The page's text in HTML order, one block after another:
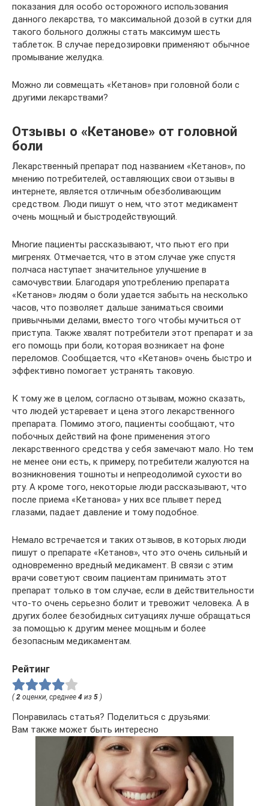
показания для особо осторожного использования
данного лекарства, то максимальной дозой в сутки для
такого больного должны стать максимум шесть
таблеток. В случае передозировки применяют обычное
промывание желудка.
Можно ли совмещать «Кетанов» при головной боли с
другими лекарствами?
Отзывы о «Кетанове» от головной
боли
Лекарственный препарат под названием «Кетанов», по
мнению потребителей, оставляющих свои отзывы в
интернете, является отличным обезболивающим
средством. Люди пишут о нем, что этот медикамент
очень мощный и быстродействующий.
Многие пациенты рассказывают, что пьют его при
мигренях. Отмечается, что в этом случае уже спустя
полчаса наступает значительное улучшение в
самочувствии. Благодаря употреблению препарата
«Кетанов» людям о боли удается забыть на несколько
часов, что позволяет дальше заниматься своими
привычными делами, вместо того чтобы мучиться от
приступа. Также хвалят потребители этот препарат и за
его помощь при боли, которая возникает на фоне
переломов. Сообщается, что «Кетанов» очень быстро и
эффективно помогает устранять таковую.
К тому же в целом, согласно отзывам, можно сказать,
что людей устаревает и цена этого лекарственного
препарата. Помимо этого, пациенты сообщают, что
побочных действий на фоне применения этого
лекарственного средства у себя замечают мало. Но тем
не менее они есть, к примеру, потребители жалуются на
возникновения тошноты и непреодолимой сухости во
рту. А кроме того, некоторые люди рассказывают, что
после приема «Кетанова» у них все плывет перед
глазами, падает давление и тому подобное.
Немало встречается и таких отзывов, в которых люди
пишут о препарате «Кетанов», что это очень сильный и
одновременно вредный медикамент. В связи с этим
врачи советуют своим пациентам принимать этот
препарат только в том случае, если в действительности
что-то очень серьезно болит и тревожит человека. А в
других более безобидных ситуациях лучше обращаться
за помощью к другим менее мощным и более
безопасным медикаментам.
Рейтинг
( 2 оценки, среднее 4 из 5 )
Понравилась статья? Поделиться с друзьями:
Вам также может быть интересно